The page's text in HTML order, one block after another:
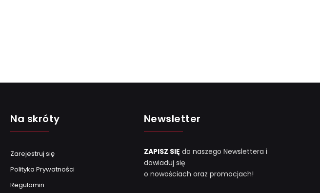
Na skróty
Zarejestruj się
Polityka Prywatności
Regulamin
Newsletter
ZAPISZ SIĘ do naszego Newslettera i
dowiaduj się
o nowościach oraz promocjach!